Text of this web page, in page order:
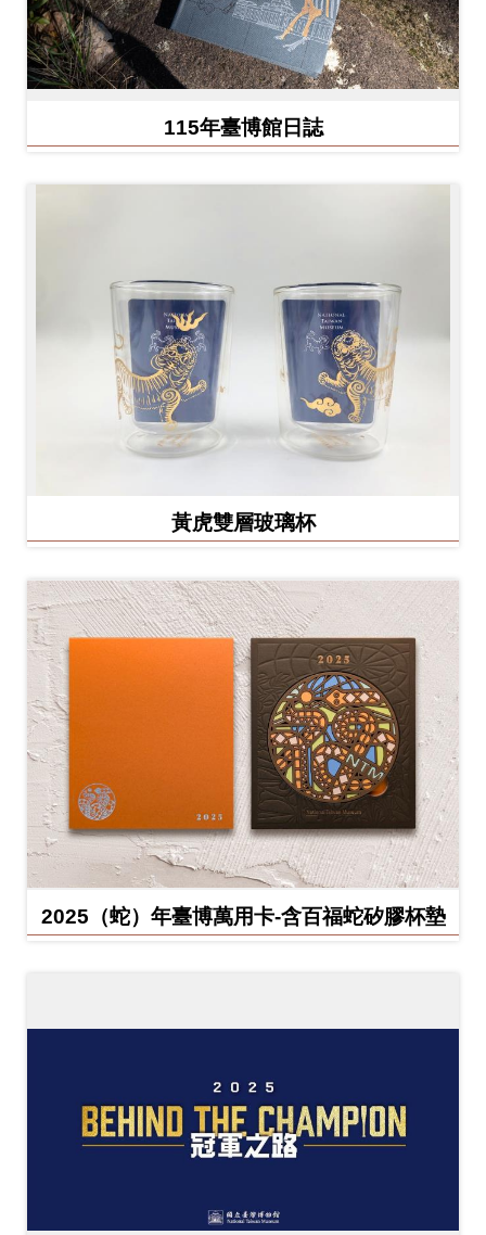
Ba
ha
sa
Ind
on
Tiế
ng
115年臺博館日誌
黃虎雙層玻璃杯
2025（蛇）年臺博萬用卡-含百福蛇矽膠杯墊